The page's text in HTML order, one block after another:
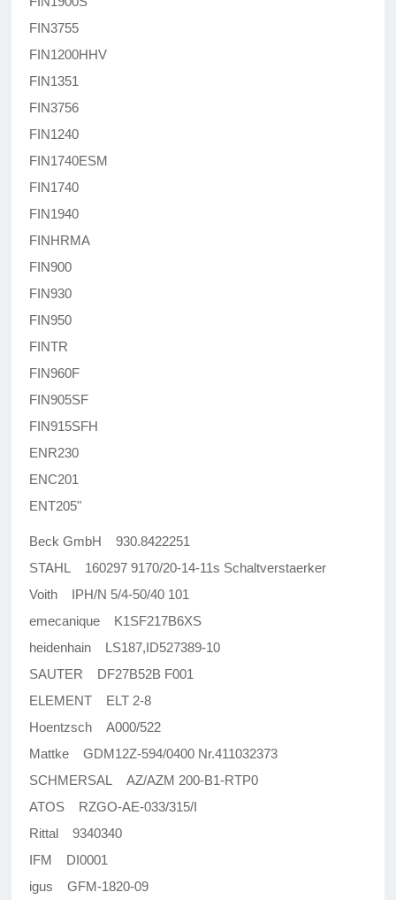
FIN3755
FIN1200HHV
FIN1351
FIN3756
FIN1240
FIN1740ESM
FIN1740
FIN1940
FINHRMA
FIN900
FIN930
FIN950
FINTR
FIN960F
FIN905SF
FIN915SFH
ENR230
ENC201
ENT205"
Beck GmbH 930.8422251
STAHL 160297 9170/20-14-11s Schaltverstaerker
Voith IPH/N 5/4-50/40 101
emecanique K1SF217B6XS
heidenhain LS187,ID527389-10
SAUTER DF27B52B F001
ELEMENT ELT 2-8
Hoentzsch A000/522
Mattke GDM12Z-594/0400 Nr.411032373
SCHMERSAL AZ/AZM 200-B1-RTP0
ATOS RZGO-AE-033/315/I
Rittal 9340340
IFM DI0001
igus GFM-1820-09